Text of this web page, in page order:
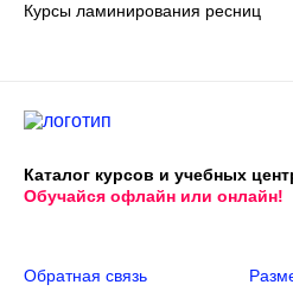
Курсы ламинирования ресниц
Каталог курсов и учебных
Обучайся офлайн или онлайн!
Обратная связь